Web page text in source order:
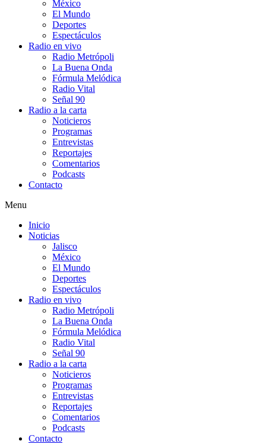
México
El Mundo
Deportes
Espectáculos
Radio en vivo
Radio Metrópoli
La Buena Onda
Fórmula Melódica
Radio Vital
Señal 90
Radio a la carta
Noticieros
Programas
Entrevistas
Reportajes
Comentarios
Podcasts
Contacto
Menu
Inicio
Noticias
Jalisco
México
El Mundo
Deportes
Espectáculos
Radio en vivo
Radio Metrópoli
La Buena Onda
Fórmula Melódica
Radio Vital
Señal 90
Radio a la carta
Noticieros
Programas
Entrevistas
Reportajes
Comentarios
Podcasts
Contacto